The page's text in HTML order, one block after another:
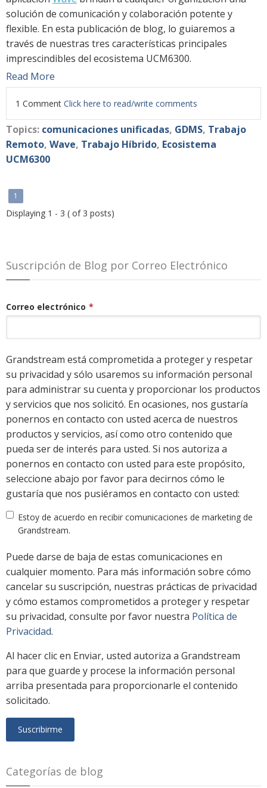
solución de comunicación y colaboración potente y
flexible. En esta publicación de blog, lo guiaremos a
través de nuestras tres características principales
imprescindibles del ecosistema UCM6300.
Read More
1 Comment Click here to read/write comments
Topics: comunicaciones unificadas, GDMS, Trabajo
Remoto, Wave, Trabajo Híbrido, Ecosistema
UCM6300
1
Displaying 1 - 3 ( of 3 posts)
Suscripción de Blog por Correo Electrónico
Correo electrónico *
Grandstream está comprometida a proteger y respetar
su privacidad y sólo usaremos su información personal
para administrar su cuenta y proporcionar los productos
y servicios que nos solicitó. En ocasiones, nos gustaría
ponernos en contacto con usted acerca de nuestros
productos y servicios, así como otro contenido que
pueda ser de interés para usted. Si nos autoriza a
ponernos en contacto con usted para este propósito,
seleccione abajo por favor para decirnos cómo le
gustaría que nos pusiéramos en contacto con usted:
Estoy de acuerdo en recibir comunicaciones de marketing de
Grandstream.
Puede darse de baja de estas comunicaciones en
cualquier momento. Para más información sobre cómo
cancelar su suscripción, nuestras prácticas de privacidad
y cómo estamos comprometidos a proteger y respetar
su privacidad, consulte por favor nuestra Política de
Privacidad.
Al hacer clic en Enviar, usted autoriza a Grandstream
para que guarde y procese la información personal
arriba presentada para proporcionarle el contenido
solicitado.
Categorías de blog